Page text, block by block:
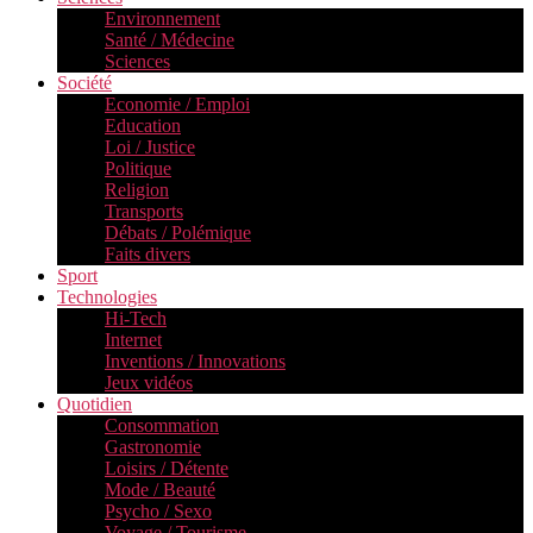
Environnement
Santé / Médecine
Sciences
Société
Economie / Emploi
Education
Loi / Justice
Politique
Religion
Transports
Débats / Polémique
Faits divers
Sport
Technologies
Hi-Tech
Internet
Inventions / Innovations
Jeux vidéos
Quotidien
Consommation
Gastronomie
Loisirs / Détente
Mode / Beauté
Psycho / Sexo